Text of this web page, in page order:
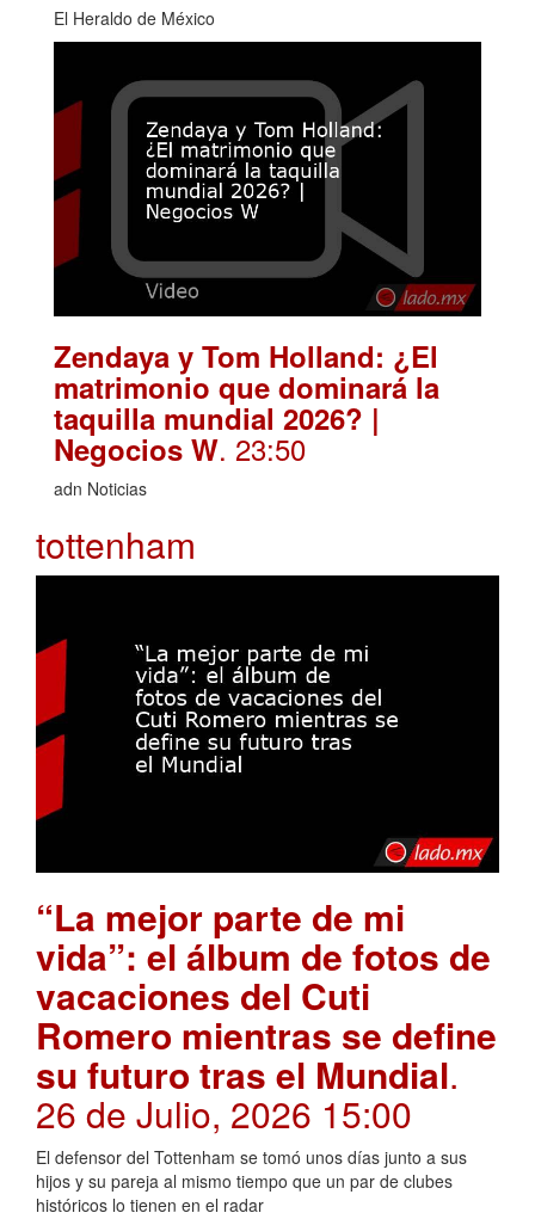
El Heraldo de México
Zendaya y Tom Holland: ¿El
matrimonio que dominará la
taquilla mundial 2026? |
Negocios W. 23:50
adn Noticias
tottenham
“La mejor parte de mi
vida”: el álbum de fotos de
vacaciones del Cuti
Romero mientras se define
su futuro tras el Mundial.
26 de Julio, 2026 15:00
El defensor del Tottenham se tomó unos días junto a sus
hijos y su pareja al mismo tiempo que un par de clubes
históricos lo tienen en el radar